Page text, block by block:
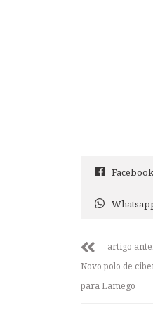
Facebook
artigo
Novo polo de
para Lamego